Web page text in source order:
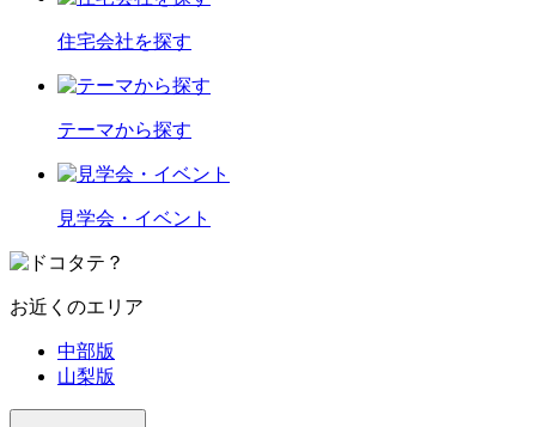
住宅会社を探す
テーマから探す
見学会・イベント
お近くのエリア
中部版
山梨版